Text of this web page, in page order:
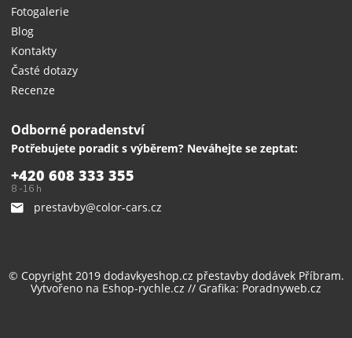
Fotogalerie
Blog
Kontakty
Časté dotazy
Recenze
Odborné poradenství
Potřebujete poradit s výběrem? Neváhejte se zeptat:
+420 608 333 355
8 -16 h
prestavby@color-cars.cz
© Copyright 2019 dodavkyeshop.cz přestavby dodávekPříbram.
Vytvořeno na Eshop-rychle.cz // Grafika: Poradnyweb.cz